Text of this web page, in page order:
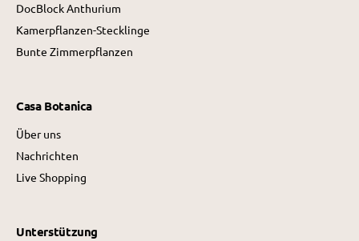
DocBlock Anthurium
Kamerpflanzen-Stecklinge
Bunte Zimmerpflanzen
Casa Botanica
Über uns
Nachrichten
Live Shopping
Unterstützung